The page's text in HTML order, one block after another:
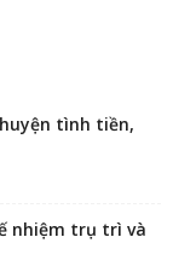
tình tiền,
nhiệm trụ trì và